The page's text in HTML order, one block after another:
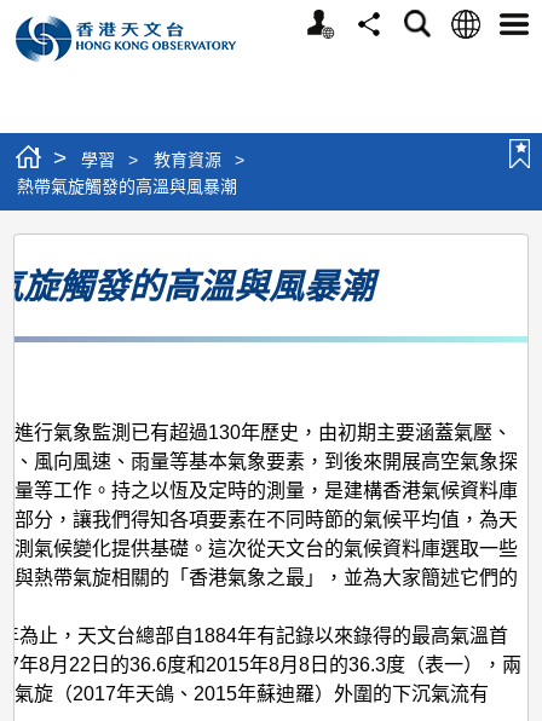
個
分
搜
語
選
> 學習 > 教育資源
>
熱帶氣旋觸發的高溫與風暴潮
熱
帶
發
的
高
溫
與
風
暴
潮
旋觸發的高溫與風暴潮
進行氣象監測已有超過130年歷史，由初期主要涵蓋氣壓、
、風向風速、雨量等基本氣象要素，到後來開展高空氣象探
量等工作。持之以恆及定時的測量，是建構香港氣候資料庫
部分，讓我們得知各項要素在不同時節的氣候平均值，為天
測氣候變化提供基礎。這次從天文台的氣候資料庫選取一些
與熱帶氣旋相關的「香港氣象之最」，並為大家簡述它們的
為止，天文台總部自1884年有記錄以來錄得的最高氣溫首
年8月22日的36.6度和2015年8月8日的36.3度（表一），兩
氣旋（2017年天鴿、2015年蘇迪羅）外圍的下沉氣流有